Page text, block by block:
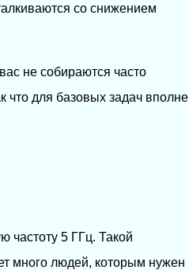
со снижением
не собираются часто
что для базовых задач вполне
частоту 5 ГГц. Такой
много людей, которым нужен